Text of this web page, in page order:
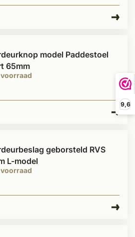
9,6
model Paddestoel
65mm
geborsteld RVS
L-model